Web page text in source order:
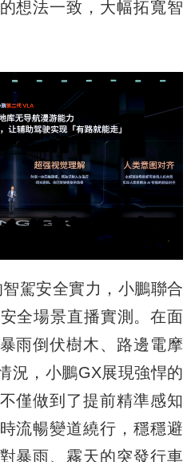
想法一致，大幅拓寬智
安全實力，小鵬聯合
全場景直播實測。在面
雨倒伏樹木、路邊電摩
況，小鵬GX展現強悍的
僅做到了提前精準感知
流暢變道繞行，穩穩避
暴雨、霧天的突發行車